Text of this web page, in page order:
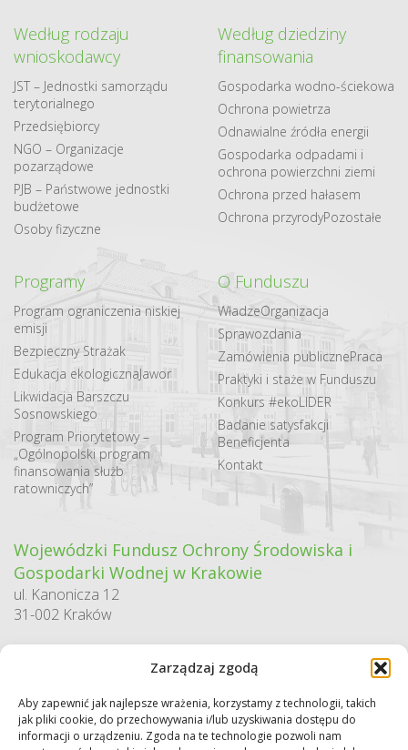
Zarządzaj zgodą
Aby zapewnić jak najlepsze wrażenia, korzystamy z technologii, takich
jak pliki cookie, do przechowywania i/lub uzyskiwania dostępu do
informacji o urządzeniu. Zgoda na te technologie pozwoli nam
Według rodzaju
wnioskodawcy
JST – Jednostki samorządu
terytorialnego
Przedsiębiorcy
NGO – Organizacje
pozarządowe
PJB – Państwowe jednostki
budżetowe
Osoby fizyczne
Według dziedziny
finansowania
Gospodarka​ wodno​-ściekowa
Ochrona powietrza
Odnawialne​ źródła​ energii
Gospodarka odpadami i
ochrona powierzchni ziemi
Ochrona przed hałasem
Ochrona przyrodyPozostałe
Programy
Program ograniczenia niskiej
emisji
Bezpieczny Strażak
Edukacja ekologicznaJawor
Likwidacja Barszczu
Sosnowskiego
Program Priorytetowy –
„Ogólnopolski program
finansowania służb
ratowniczych”
O Funduszu
WładzeOrganizacja
Sprawozdania
Zamówienia publicznePraca
Praktyki i staże w Funduszu
Konkurs #ekoLIDER
Badanie satysfakcji
Beneficjenta
Kontakt
Wojewódzki Fundusz Ochrony Środowiska i
Gospodarki Wodnej w Krakowie
ul. Kanonicza 12
31-002 Kraków
Sekretariat / Dziennik podawczy
tel.: 12 422 94 90